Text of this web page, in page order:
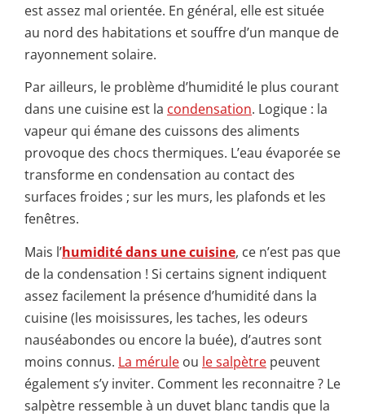
est assez mal orientée. En général, elle est située
au nord des habitations et souffre d’un manque de
rayonnement solaire.
Par ailleurs, le problème d’humidité le plus courant
dans une cuisine est la condensation. Logique : la
vapeur qui émane des cuissons des aliments
provoque des chocs thermiques. L’eau évaporée se
transforme en condensation au contact des
surfaces froides ; sur les murs, les plafonds et les
fenêtres.
Mais l’humidité dans une cuisine, ce n’est pas que
de la condensation ! Si certains signent indiquent
assez facilement la présence d’humidité dans la
cuisine (les moisissures, les taches, les odeurs
nauséabondes ou encore la buée), d’autres sont
moins connus. La mérule ou le salpètre peuvent
également s’y inviter. Comment les reconnaitre ? Le
salpètre ressemble à un duvet blanc tandis que la